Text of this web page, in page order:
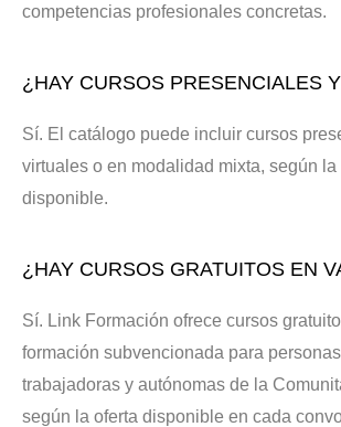
competencias profesionales concretas.
¿HAY CURSOS PRESENCIALES
Sí. El catálogo puede incluir cursos
virtuales o en modalidad mixta, según
disponible.
¿HAY CURSOS GRATUITOS EN
Sí. Link Formación ofrece cursos
formación subvencionada para
trabajadoras y autónomas de la
según la oferta disponible en cada